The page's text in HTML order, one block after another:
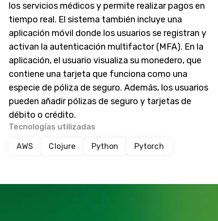
los servicios médicos y permite realizar pagos en
tiempo real. El sistema también incluye una
aplicación móvil donde los usuarios se registran y
activan la autenticación multifactor (MFA). En la
aplicación, el usuario visualiza su monedero, que
contiene una tarjeta que funciona como una
especie de póliza de seguro. Además, los usuarios
pueden añadir pólizas de seguro y tarjetas de
débito o crédito.
Tecnologías utilizadas
AWS Clojure Python Pytorch